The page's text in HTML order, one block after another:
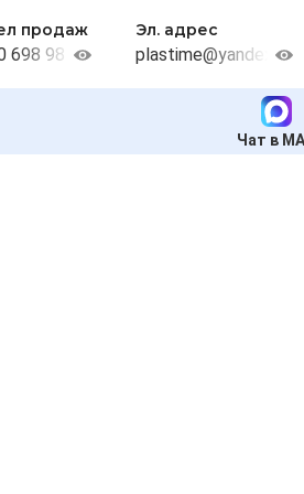
продаж
698 98 38
Эл. адрес
plastime@yandex.ru
Чат в